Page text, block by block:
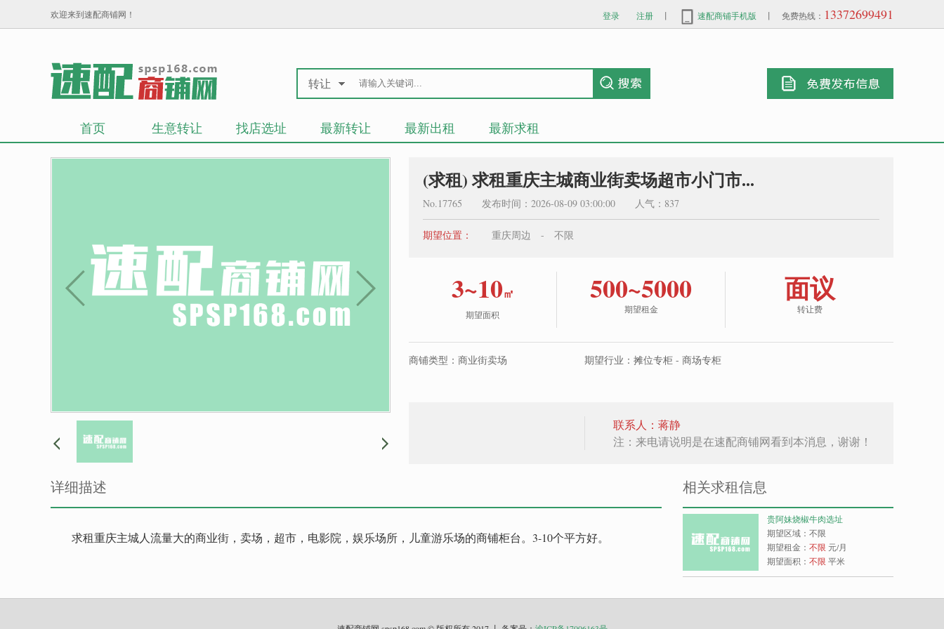
欢迎来到速配商铺网！ 登录 注册 丨 速配商铺手机版 丨 免费热线： 13372699491
转让
首页 生意转让 找店选址 最新转让 最新出租 最新求租
(求租) 求租重庆主城商业街卖场超市小门市...
No.17765 发布时间：2026-08-09 03:00:00 人气：837
期望位置： 重庆周边 - 不限
3~10㎡
期望面积
500~5000
期望租金
面议
转让费
商铺类型：商业街卖场 期望行业：摊位专柜 - 商场专柜
联系人：蒋静
注：来电请说明是在速配商铺网看到本消息，谢谢！
详细描述
求租重庆主城人流量大的商业街，卖场，超市，电影院，娱乐场所，儿童游乐场的商铺柜台。3-10个平方好。
相关求租信息
贵阿妹烧椒牛肉选址
期望区域：不限
期望租金： 不限 元/月
期望面积： 不限 平米